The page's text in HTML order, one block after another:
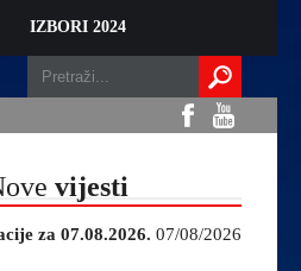
IZBORI 2024
vijesti
za 07.08.2026. 07/08/2026